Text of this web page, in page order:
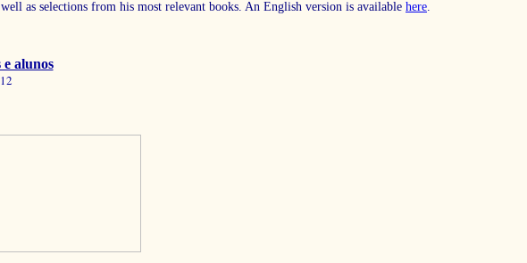
as selections from his most relevant books. An English version is available here.
alunos